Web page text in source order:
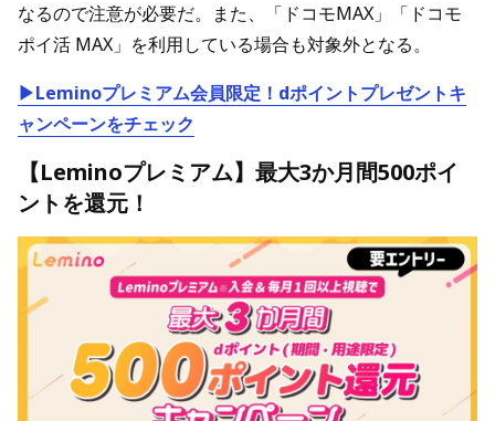
なるので注意が必要だ。また、「ドコモMAX」「ドコモ
ポイ活 MAX」を利用している場合も対象外となる。
▶Leminoプレミアム会員限定！dポイントプレゼントキ
ャンペーンをチェック
【Leminoプレミアム】最大3か月間500ポイ
ントを還元！